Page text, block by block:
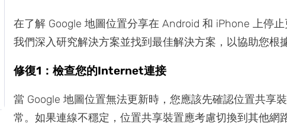
在了解 Google 地圖位置分享在 Android 和 iPhone 上停
我們深入研究解決方案並找到最佳解決方案，以協助您根
修復1：檢查您的Internet連接
當 Google 地圖位置無法更新時，您應該先確認位置共享
常。如果連線不穩定，位置共享裝置應考慮切換到其他網